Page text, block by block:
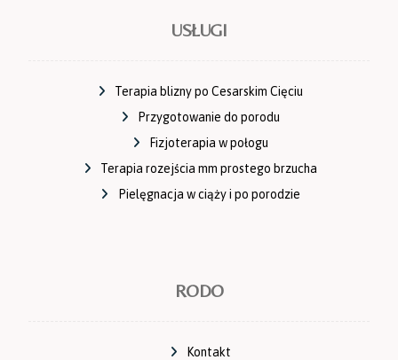
USŁUGI
Terapia blizny po Cesarskim Cięciu
Przygotowanie do porodu
Fizjoterapia w połogu
Terapia rozejścia mm prostego brzucha
Pielęgnacja w ciąży i po porodzie
RODO
Kontakt